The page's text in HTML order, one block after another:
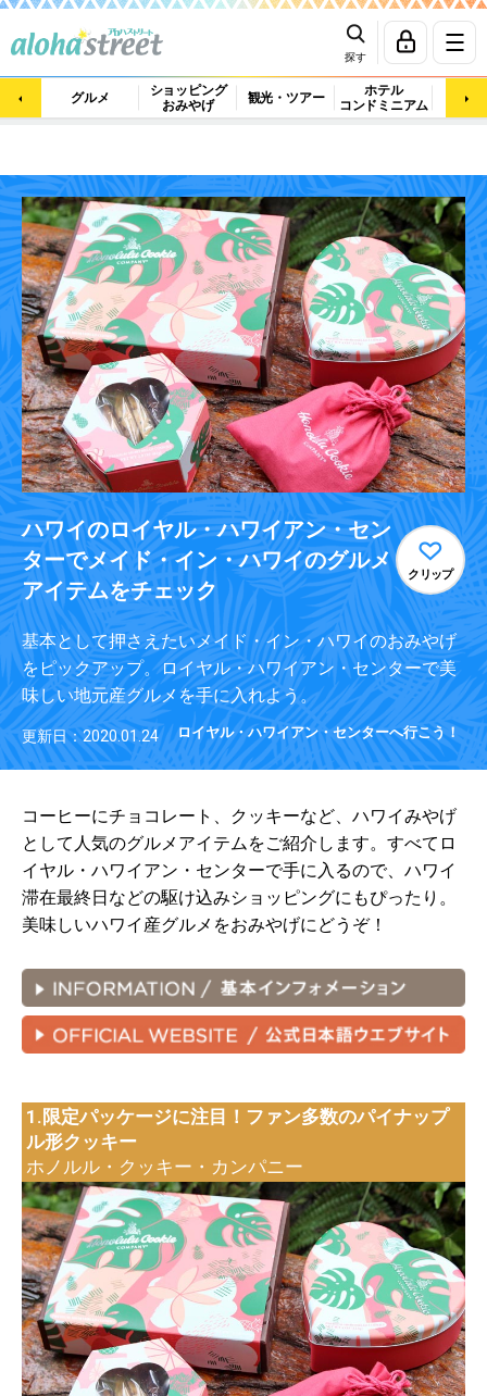
探す
グルメ
ショッピング
おみやげ
観光・ツアー
ホテル
コンドミニアム
マッ
ハワイのロイヤル・ハワイアン・セン
ターでメイド・イン・ハワイのグルメ
アイテムをチェック
クリップ
基本として押さえたいメイド・イン・ハワイのおみやげ
をピックアップ。ロイヤル・ハワイアン・センターで美
味しい地元産グルメを手に入れよう。
更新日：2020.01.24 ロイヤル・ハワイアン・センターへ行こう！
コーヒーにチョコレート、クッキーなど、ハワイみやげ
として人気のグルメアイテムをご紹介します。すべてロ
イヤル・ハワイアン・センターで手に入るので、ハワイ
滞在最終日などの駆け込みショッピングにもぴったり。
美味しいハワイ産グルメをおみやげにどうぞ！
1.限定パッケージに注目！ファン多数のパイナップ
ル形クッキー
ホノルル・クッキー・カンパニー